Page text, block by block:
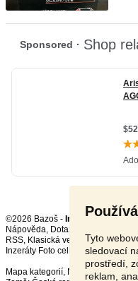
Tyto
sledovací
prostředí,
reklam,
©2026 Bazoš - Inzerce, Bazar
Nápověda, Dotazy
RSS,
Inzeráty Foto celkem:11910, za
Mapa kategorií, Nejvyhledávanější